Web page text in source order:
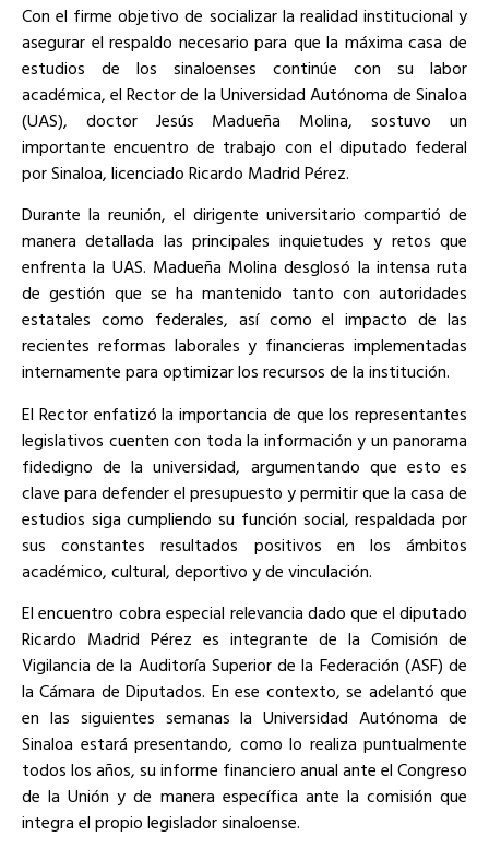
Con el firme objetivo de socializar la realidad institucional y
asegurar el respaldo necesario para que la máxima casa de
estudios de los sinaloenses continúe con su labor
académica, el Rector de la Universidad Autónoma de Sinaloa
(UAS), doctor Jesús Madueña Molina, sostuvo un
importante encuentro de trabajo con el diputado federal
por Sinaloa, licenciado Ricardo Madrid Pérez.
Durante la reunión, el dirigente universitario compartió de
manera detallada las principales inquietudes y retos que
enfrenta la UAS. Madueña Molina desglosó la intensa ruta
de gestión que se ha mantenido tanto con autoridades
estatales como federales, así como el impacto de las
recientes reformas laborales y financieras implementadas
internamente para optimizar los recursos de la institución.
El Rector enfatizó la importancia de que los representantes
legislativos cuenten con toda la información y un panorama
fidedigno de la universidad, argumentando que esto es
clave para defender el presupuesto y permitir que la casa de
estudios siga cumpliendo su función social, respaldada por
sus constantes resultados positivos en los ámbitos
académico, cultural, deportivo y de vinculación.
El encuentro cobra especial relevancia dado que el diputado
Ricardo Madrid Pérez es integrante de la Comisión de
Vigilancia de la Auditoría Superior de la Federación (ASF) de
la Cámara de Diputados. En ese contexto, se adelantó que
en las siguientes semanas la Universidad Autónoma de
Sinaloa estará presentando, como lo realiza puntualmente
todos los años, su informe financiero anual ante el Congreso
de la Unión y de manera específica ante la comisión que
integra el propio legislador sinaloense.